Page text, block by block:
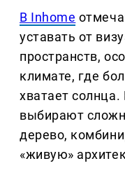
В Inhome
уставать от
пространств,
климате, где
хватает
выбирают
дерево,
«живую»